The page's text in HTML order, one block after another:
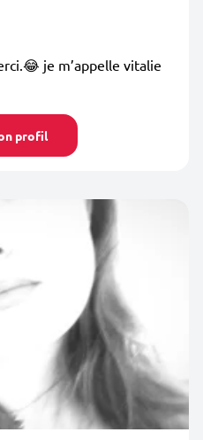
je m’appelle vitalie
profil